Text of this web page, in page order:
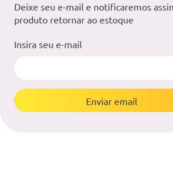
Deixe seu e-mail e notificaremos
produto retornar ao estoque
Insira seu e-mail
Enviar email